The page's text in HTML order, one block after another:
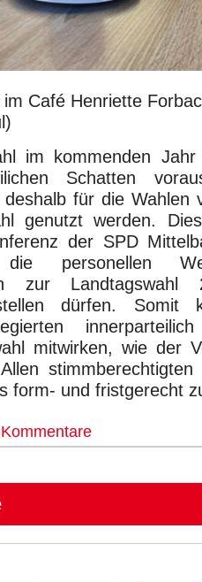
Café Henriette
im kommenden
Schatten
für die Wahlen
genutzt werden.
der SPD
die personellen
zur
dürfen. Somit
mitwirken, wie der
form- und fristgerecht